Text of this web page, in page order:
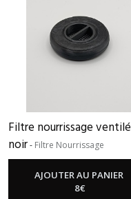
Filtre nourrissage ventilé
noir- Filtre Nourrissage
AJOUTER AU PANIER
8€
GRANDS
FILTRES
(6)
Afficher